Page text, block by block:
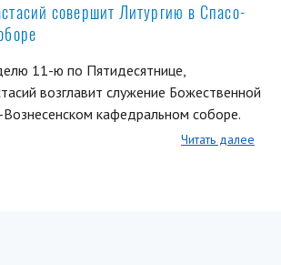
совершит Литургию в Спасо-
11-ю по Пятидесятнице,
возглавит служение Божественной
Вознесенском кафедральном соборе.
Читать далее